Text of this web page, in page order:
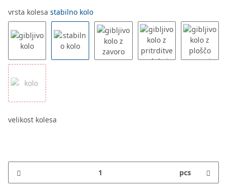
vrsta kolesa stabilno kolo
velikost kolesa
pcs